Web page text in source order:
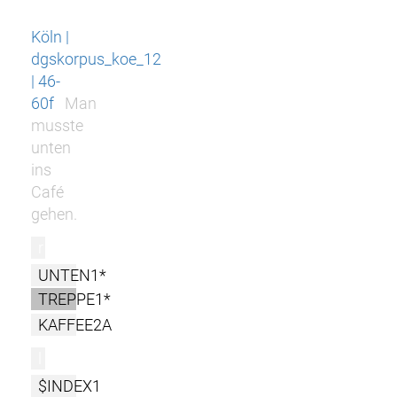
Köln |
dgskorpus_koe_12
| 46-
60f
Man
musste
unten
ins
Café
gehen.
UNTEN1*
TREPPE1*
KAFFEE2A
$INDEX1